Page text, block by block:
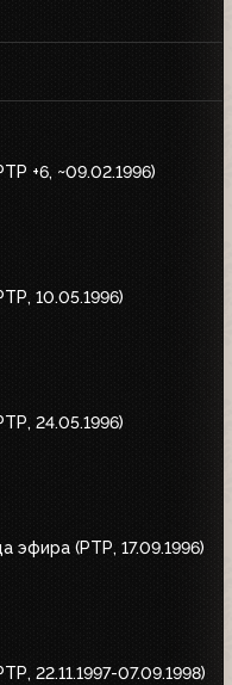
+6, ~09.02.1996)
10.05.1996)
24.05.1996)
эфира (РТР, 17.09.1996)
22.11.1997-07.09.1998)